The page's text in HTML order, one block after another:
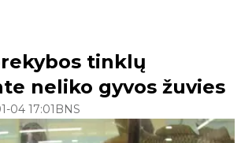
tinklų
neliko gyvos žuvies
04 17:01 BNS